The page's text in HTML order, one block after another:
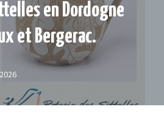
en Dordogne
et Bergerac.